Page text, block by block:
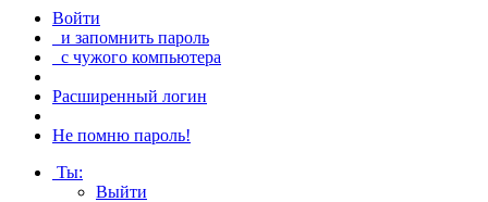
Войти
и запомнить пароль
с чужого компьютера
Расширенный логин
Не помню пароль!
Ты:
Выйти